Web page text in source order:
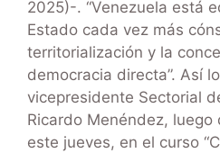
2025)-. “Venezuela está
Estado cada vez más
territorialización y la
democracia directa”. Así
vicepresidente Sectorial
Ricardo Menéndez,
este jueves, en el curso